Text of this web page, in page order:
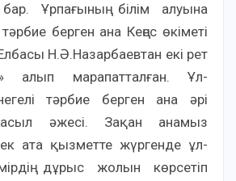
Ұрпағының білім алуына
берген ана Кеңес өкіметі
Н.Ә.Назарбаевтан екі рет
алып марапатталған. Ұл-
тәрбие берген ана әрі
асыл әжесі. Зақан анамыз
ата қызметте жүргенде ұл-
дұрыс жолын көрсетіп